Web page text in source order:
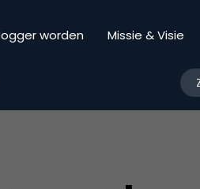
worden Missie & Visie